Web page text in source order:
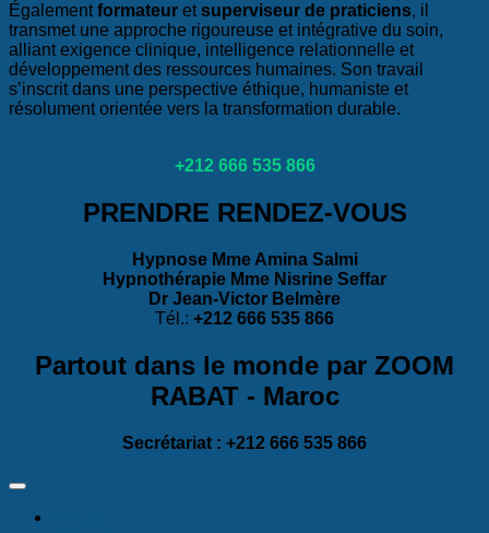
Égalementformateur etsuperviseur de praticiens, il
transmet une approche rigoureuse et intégrative du soin,
alliant exigence clinique, intelligence relationnelle et
développement des ressources humaines. Son travail
s’inscrit dans une perspective éthique, humaniste et
résolument orientée vers la transformation durable.
+212 666 535 866
PRENDRE RENDEZ-VOUS
Hypnose Mme Amina Salmi
Hypnothérapie Mme Nisrine Seffar
Dr Jean-Victor Belmère
Tél.: +212 666 535 866
Partout dans le monde par ZOOM
RABAT - Maroc
Secrétariat : +212 666 535 866